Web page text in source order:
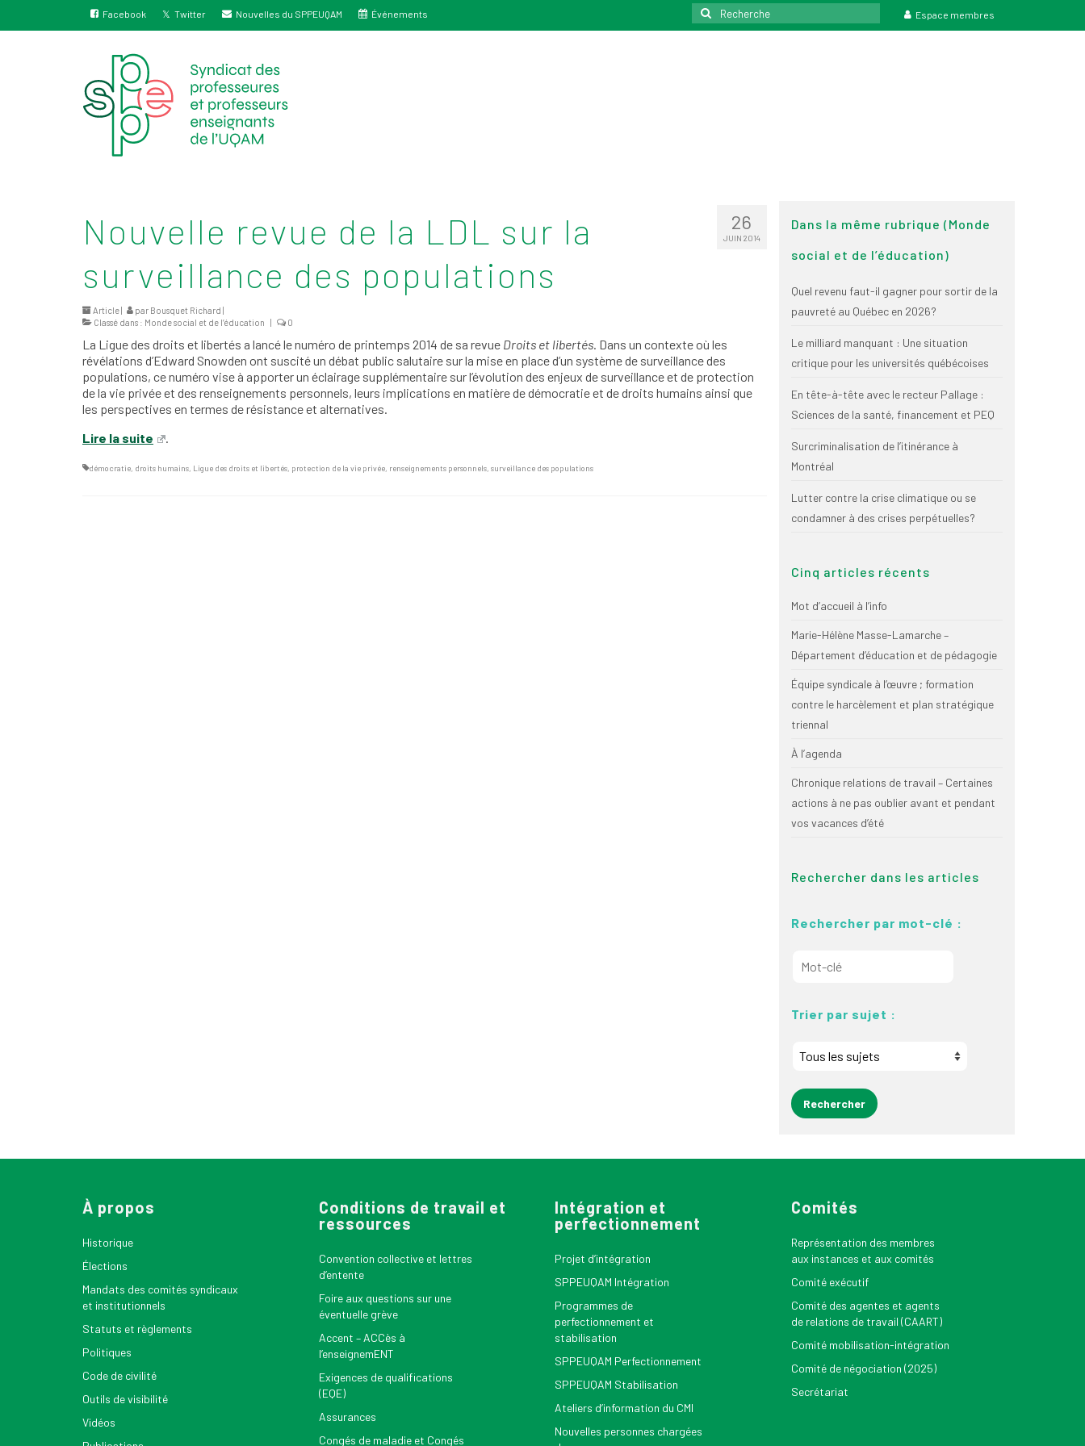
Facebook Twitter Nouvelles du SPPEUQAM Événements
Rechercher
:
Espace membres
26
JUIN 2014
Nouvelle revue de la LDL sur la
surveillance des populations
Article | par Bousquet Richard |
Classé dans : Monde social et de l’éducation | 0
La Ligue des droits et libertés a lancé le numéro de printemps 2014 de sa revue Droits et libertés. Dans un contexte où les
révélations d’Edward Snowden ont suscité un débat public salutaire sur la mise en place d’un système de surveillance des
populations, ce numéro vise à apporter un éclairage supplémentaire sur l’évolution des enjeux de surveillance et de protection
de la vie privée et des renseignements personnels, leurs implications en matière de démocratie et de droits humains ainsi que
les perspectives en termes de résistance et alternatives.
Lire la suite
.
démocratie, droits humains, Ligue des droits et libertés, protection de la vie privée, renseignements personnels, surveillance des populations
Dans la même rubrique (Monde
social et de l’éducation)
Quel revenu faut-il gagner pour sortir de la
pauvreté au Québec en 2026?
Le milliard manquant : Une situation
critique pour les universités québécoises
En tête-à-tête avec le recteur Pallage :
Sciences de la santé, financement et PEQ
Surcriminalisation de l’itinérance à
Montréal
Lutter contre la crise climatique ou se
condamner à des crises perpétuelles?
Cinq articles récents
Mot d’accueil à l’info
Marie-Hélène Masse-Lamarche –
Département d’éducation et de pédagogie
Équipe syndicale à l’œuvre ; formation
contre le harcèlement et plan stratégique
triennal
À l’agenda
Chronique relations de travail – Certaines
actions à ne pas oublier avant et pendant
vos vacances d’été
Rechercher dans les articles
Rechercher par mot-clé :
Trier par sujet :
À propos
Historique
Élections
Mandats des comités syndicaux
et institutionnels
Statuts et règlements
Politiques
Code de civilité
Outils de visibilité
Vidéos
Conditions de travail et
ressources
Convention collective et lettres
d’entente
Foire aux questions sur une
éventuelle grève
Accent – ACCès à
l’enseignemENT
Exigences de qualifications
(EQE)
Assurances
Congés de maladie et Congés
Intégration et
perfectionnement
Projet d’intégration
SPPEUQAM Intégration
Programmes de
perfectionnement et
stabilisation
SPPEUQAM Perfectionnement
SPPEUQAM Stabilisation
Ateliers d’information du CMI
Nouvelles personnes chargées
Comités
Représentation des membres
aux instances et aux comités
Comité exécutif
Comité des agentes et agents
de relations de travail (CAART)
Comité mobilisation-intégration
Comité de négociation (2025)
Secrétariat